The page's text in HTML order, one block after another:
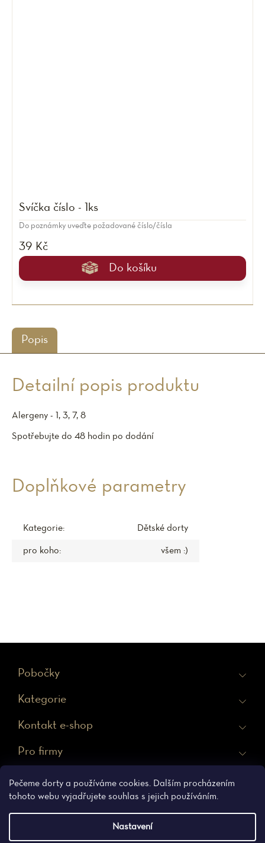
Pečeme dorty a používáme cookies. Dalším procházením
tohoto webu vyjadřujete souhlas s jejich používáním.
Nastavení
Svíčka číslo - 1ks
39 Kč
Do košíku
Do poznámky uveďte požadované číslo/čísla
Popis
Detailní popis produktu
Alergeny - 1, 3, 7, 8
Spotřebujte do 48 hodin po dodání
Doplňkové parametry
Kategorie: Dětské dorty
pro koho: všem :)
Pobočky
Kategorie
Kontakt e-shop
Pro firmy
Ochrana osobních údajů Obchodní podmínky
Vytvořil Shoptet